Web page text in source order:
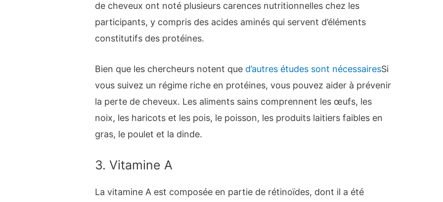
de cheveux ont noté plusieurs carences nutritionnelles chez les
participants, y compris des acides aminés qui servent d’éléments
constitutifs des protéines.
Bien que les chercheurs notent que d’autres études sont nécessairesSi
vous suivez un régime riche en protéines, vous pouvez aider à prévenir
la perte de cheveux. Les aliments sains comprennent les œufs, les
noix, les haricots et les pois, le poisson, les produits laitiers faibles en
gras, le poulet et la dinde.
3. Vitamine A
La vitamine A est composée en partie de rétinoïdes, dont il a été